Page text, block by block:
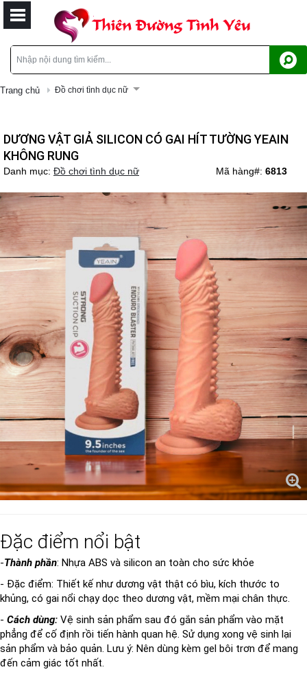
Trang chủ Đồ chơi tình dục nữ
DƯƠNG VẬT GIẢ SILICON CÓ GAI HÍT TƯỜNG YEAIN
KHÔNG RUNG
Mã hàng#: 6813
Danh mục: Đồ chơi tình dục nữ
Đặc điểm nổi bật
-Thành phần: Nhựa ABS và silicon an toàn cho sức khỏe
- Đặc điểm: Thiết kế như dương vật thật có bìu, kích thước to
khủng, có gai nổi chạy dọc theo dương vật, mềm mại chân thực.
- Cách dùng: Vệ sinh sản phẩm sau đó gắn sản phẩm vào mặt
phẳng để cố định rồi tiến hành quan hệ. Sử dụng xong vệ sinh lại
sản phẩm và bảo quản. Lưu ý: Nên dùng kèm gel bôi trơn để mang
đến cảm giác tốt nhất.